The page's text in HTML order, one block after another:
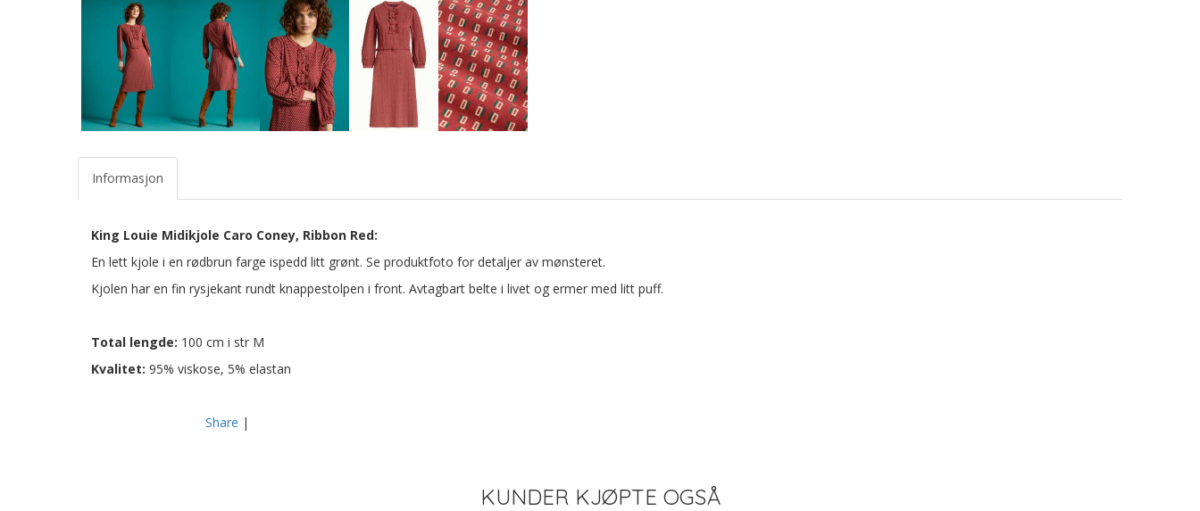
Informasjon
King Louie Midikjole Caro Coney, Ribbon Red:
En lett kjole i en rødbrun farge ispedd litt grønt. Se produktfoto for detaljer av mønsteret.
Kjolen har en fin rysjekant rundt knappestolpen i front. Avtagbart belte i livet og ermer med litt puff.
Total lengde: 100 cm i str M
Kvalitet: 95% viskose, 5% elastan
Share |
KUNDER KJØPTE OGSÅ